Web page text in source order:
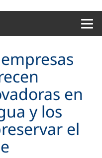
en
y los
el